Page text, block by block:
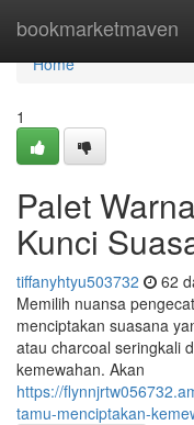
bookmarketmaven
Home
Home
1
Palet
Kunci
tiffanyhtyu503732 62
Memilih nuansa
menciptakan suasana
atau charcoal seringkali
kemewahan. Akan
https://
tamu-menciptakan-